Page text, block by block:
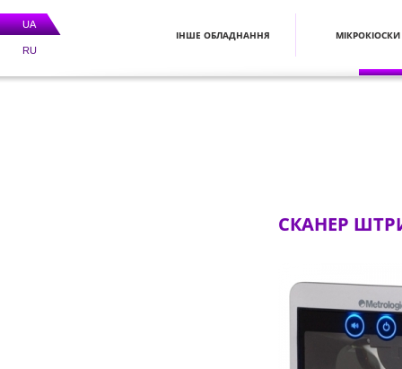
UA
RU
ІНШЕ ОБЛАДНАННЯ МІКРОКІОСКИ
СКАНЕР